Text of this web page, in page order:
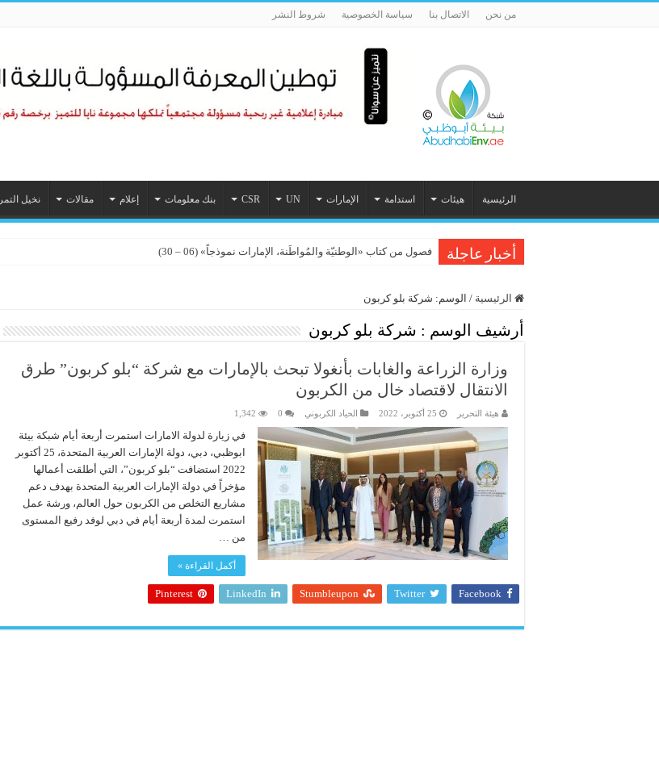
من نحن الاتصال بنا سياسة الخصوصية شروط النشر
الرئيسية هيئات استدامة الإمارات UN
CSR بنك معلومات إعلام مقالات نخيل التمر
أخبار عاجلة فصول من كتاب «الوطنيّة والمُواطَنة، الإمارات نموذجاً» (06 – 30)
الرئيسية / الوسم: شركة بلو كربون
أرشيف الوسم : شركة بلو كربون
وزارة الزراعة والغابات بأنغولا تبحث بالإمارات مع شركة “بلو كربون” طرق
الانتقال لاقتصاد خال من الكربون
هيئة التحرير 25 أكتوبر، 2022 الحياد الكربوني 0
1,342
في زيارة لدولة الامارات استمرت أربعة أيام شبكة بيئة
ابوظبي، دبي، دولة الإمارات العربية المتحدة، 25 أكتوبر
2022 استضافت “بلو كربون”، التي أطلقت أعمالها
مؤخراً في دولة الإمارات العربية المتحدة بهدف دعم
مشاريع التخلص من الكربون حول العالم، ورشة عمل
استمرت لمدة أربعة أيام في دبي لوفد رفيع المستوى
من …
أكمل القراءة »
Facebook
Twitter
Stumbleupon
LinkedIn
Pinterest